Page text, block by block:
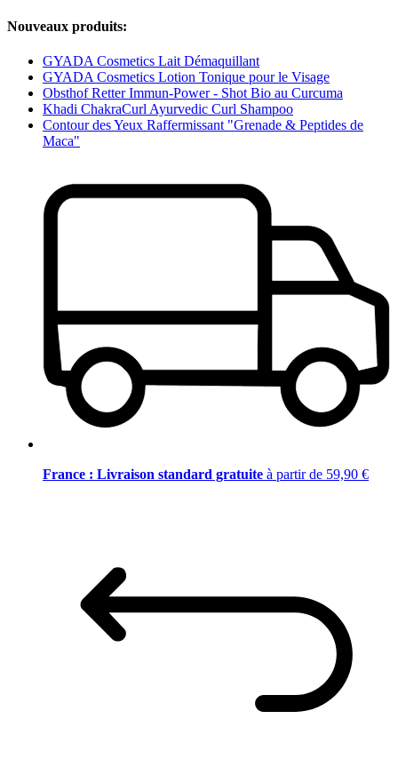
Nouveaux produits:
GYADA Cosmetics Lait Démaquillant
GYADA Cosmetics Lotion Tonique pour le Visage
Obsthof Retter Immun-Power - Shot Bio au Curcuma
Khadi ChakraCurl Ayurvedic Curl Shampoo
Contour des Yeux Raffermissant "Grenade & Peptides de
Maca"
France : Livraison standard gratuite à partir de 59,90 €